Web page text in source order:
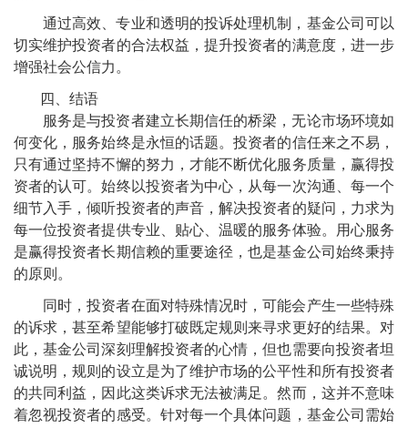
通过高效、专业和透明的投诉处理机制，基金公司可以
切实维护投资者的合法权益，提升投资者的满意度，进一步
增强社会公信力。
四、结语
服务是与投资者建立长期信任的桥梁，无论市场环境如
何变化，服务始终是永恒的话题。投资者的信任来之不易，
只有通过坚持不懈的努力，才能不断优化服务质量，赢得投
资者的认可。始终以投资者为中心，从每一次沟通、每一个
细节入手，倾听投资者的声音，解决投资者的疑问，力求为
每一位投资者提供专业、贴心、温暖的服务体验。用心服务
是赢得投资者长期信赖的重要途径，也是基金公司始终秉持
的原则。
同时，投资者在面对特殊情况时，可能会产生一些特殊
的诉求，甚至希望能够打破既定规则来寻求更好的结果。对
此，基金公司深刻理解投资者的心情，但也需要向投资者坦
诚说明，规则的设立是为了维护市场的公平性和所有投资者
的共同利益，因此这类诉求无法被满足。然而，这并不意味
着忽视投资者的感受。针对每一个具体问题，基金公司需始